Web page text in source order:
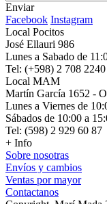
Enviar
Facebook Instagram
Local Pocitos
José Ellauri 986
Lunes a Sabado de
Tel: (+598) 2 708 2240
Local MAM
Martín García 1652 -
Lunes a Viernes de
Sábados de 10:00 a
Tel: (598) 2 929 60 87
+ Info
Sobre nosotras
Envíos y cambios
Ventas por mayor
Contactanos